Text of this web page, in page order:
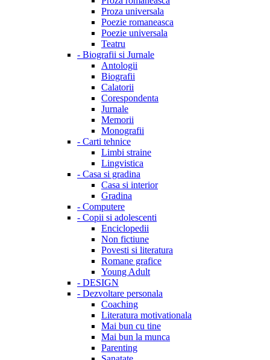
Proza universala
Poezie romaneasca
Poezie universala
Teatru
- Biografii si Jurnale
Antologii
Biografii
Calatorii
Corespondenta
Jurnale
Memorii
Monografii
- Carti tehnice
Limbi straine
Lingvistica
- Casa si gradina
Casa si interior
Gradina
- Computere
- Copii si adolescenti
Enciclopedii
Non fictiune
Povesti si literatura
Romane grafice
Young Adult
- DESIGN
- Dezvoltare personala
Coaching
Literatura motivationala
Mai bun cu tine
Mai bun la munca
Parenting